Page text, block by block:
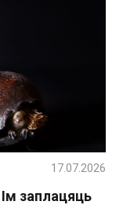
заплацяць
17.07.2026